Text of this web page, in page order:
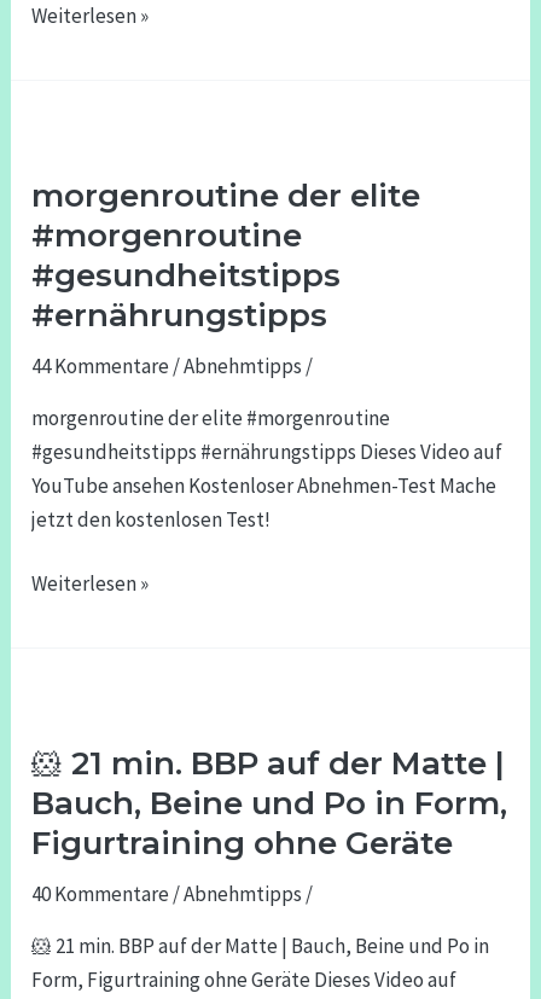
Weiterlesen »
morgenroutine der elite
#morgenroutine
#gesundheitstipps
#ernährungstipps
44 Kommentare /Abnehmtipps /
morgenroutine der elite #morgenroutine
#gesundheitstipps #ernährungstipps Dieses Video auf
YouTube ansehen Kostenloser Abnehmen-Test Mache
jetzt den kostenlosen Test!
elite
#morgenroutine
#gesundheitstipps
#ernährungstipps
Weiterlesen »
🐹 21 min. BBP auf der Matte |
Bauch, Beine und Po in Form,
Figurtraining ohne Geräte
40 Kommentare/Abnehmtipps/
🐹 21 min. BBP auf der Matte | Bauch, Beine und Po in
Form, Figurtraining ohne Geräte Dieses Video auf
min.
BBP
auf
Matte
|
Bauch,